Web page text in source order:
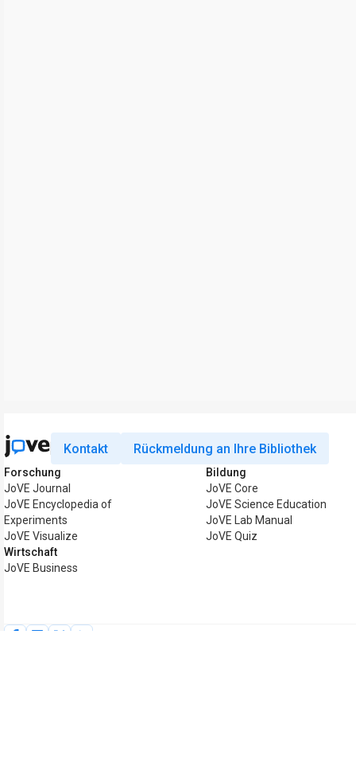
Kontakt Rückmeldung an Ihre Bibliothek
Forschung
JoVE Journal
JoVE Encyclopedia of
Experiments
JoVE Visualize
Wirtschaft
JoVE Business
Bildung
JoVE Core
JoVE Science Education
JoVE Lab Manual
JoVE Quiz